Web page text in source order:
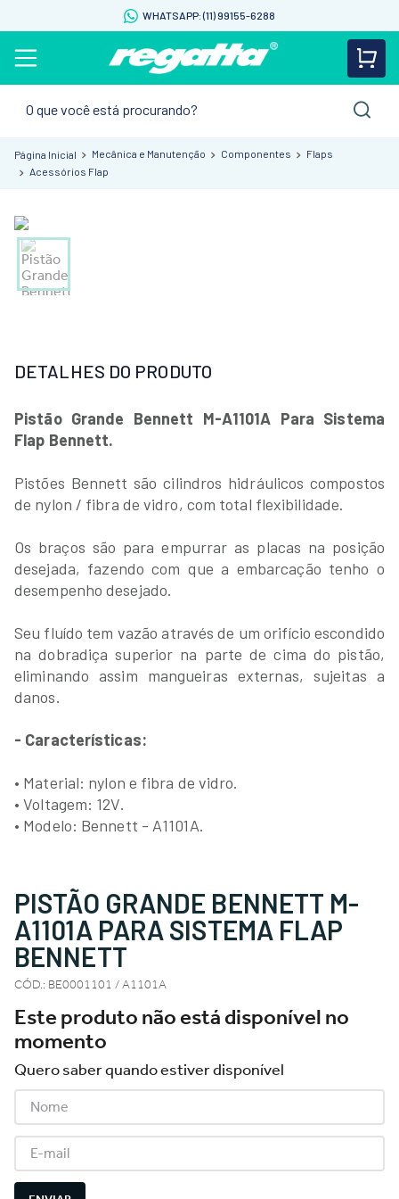
WHATSAPP: (11) 99155-6288
Mecânica e Manutenção Componentes
Flaps
Acessórios Flap
DETALHES DO PRODUTO
Pistão Grande Bennett M-A1101A Para Sistema
Flap Bennett.
Pistões Bennett são cilindros hidráulicos compostos
de nylon / fibra de vidro, com total flexibilidade.
Os braços são para empurrar as placas na posição
desejada, fazendo com que a embarcação tenho o
desempenho desejado.
Seu fluído tem vazão através de um orifício escondido
na dobradiça superior na parte de cima do pistão,
eliminando assim mangueiras externas, sujeitas a
danos.
- Características:
• Material: nylon e fibra de vidro.
• Voltagem: 12V.
• Modelo: Bennett - A1101A.
PISTÃO GRANDE BENNETT M-
A1101A PARA SISTEMA FLAP
BENNETT
CÓD.: BE0001101 / A1101A
Este produto não está disponível no
momento
Quero saber quando estiver disponível